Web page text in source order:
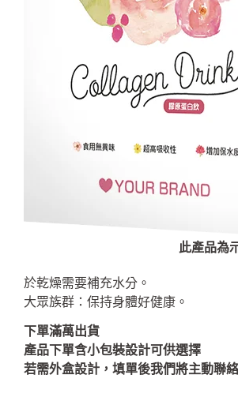
此產品為
於乾燥需要補充水分。
大眾族群：保持身體好健康。
下單滿萬出貨
產品下單含小包裝設計可供選擇
若需外盒設計，填單後我們將主動聯